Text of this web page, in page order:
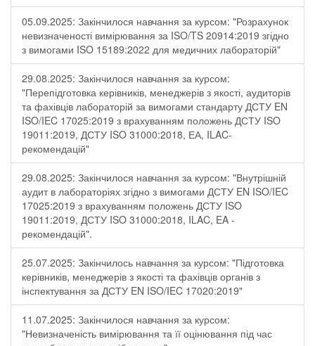
05.09.2025: Закінчилося навчання за курсом: "Розрахунок
невизначеності вимірювання за ISO/TS 20914:2019 згідно
з вимогами ISO 15189:2022 для медичних лабораторій"
29.08.2025: Закінчилося навчання за курсом:
"Перепідготовка керівників, менеджерів з якості, аудиторів
та фахівців лабораторій за вимогами стандарту ДСТУ EN
ISO/IEC 17025:2019 з врахуванням положень ДСТУ ISO
19011:2019, ДСТУ ISO 31000:2018, ЕА, ILAC-
рекомендацій"
29.08.2025: Закінчилося навчання за курсом: "Внутрішній
аудит в лабораторіях згідно з вимогами ДСТУ EN ISO/IEC
17025:2019 з врахуванням положень ДСТУ ISO
19011:2019, ДСТУ ISO 31000:2018, ILAC, EA -
рекомендацій".
25.07.2025: Закінчилось навчання за курсом: "Підготовка
керівників, менеджерів з якості та фахівців органів з
інспектування за ДСТУ EN ISO/IEC 17020:2019"
11.07.2025: Закінчилося навчання за курсом:
"Невизначеність вимірювання та її оцінювання під час